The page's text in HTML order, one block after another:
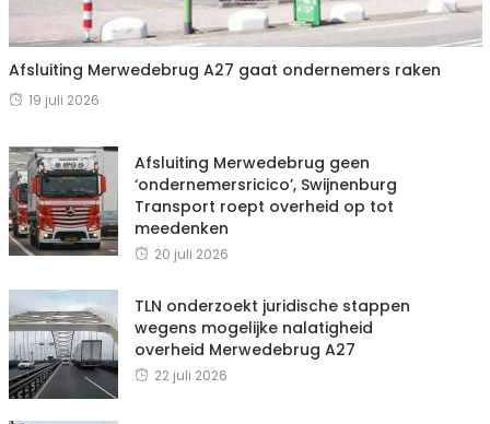
Afsluiting Merwedebrug A27 gaat ondernemers raken
19 juli 2026
Afsluiting Merwedebrug geen
‘ondernemersricico’, Swijnenburg
Transport roept overheid op tot
meedenken
20 juli 2026
TLN onderzoekt juridische stappen
wegens mogelijke nalatigheid
overheid Merwedebrug A27
22 juli 2026